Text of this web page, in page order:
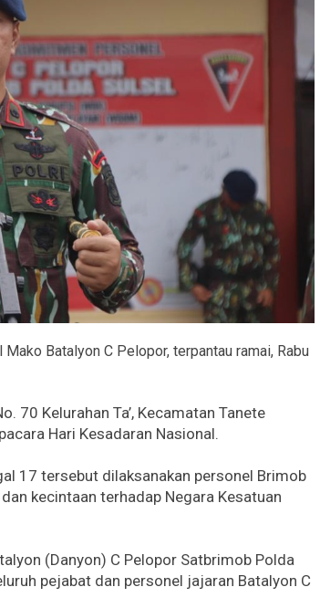
Mako Batalyon C Pelopor, terpantau ramai, Rabu
70 Kelurahan Ta’, Kecamatan Tanete
Hari Kesadaran Nasional.
17 tersebut dilaksanakan personel Brimob
kecintaan terhadap Negara Kesatuan
(Danyon) C Pelopor Satbrimob Polda
pejabat dan personel jajaran Batalyon C